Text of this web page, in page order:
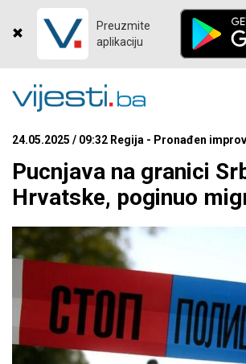
Preuzmite
aplikaciju
24.05.2025 / 09:32 Regija - Pronađen
Pucnjava na granici
Hrvatske, poginuo